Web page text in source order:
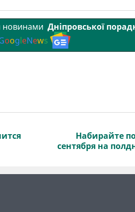
новинами Дніпровської
oogleNews
Набирайте
сентября на